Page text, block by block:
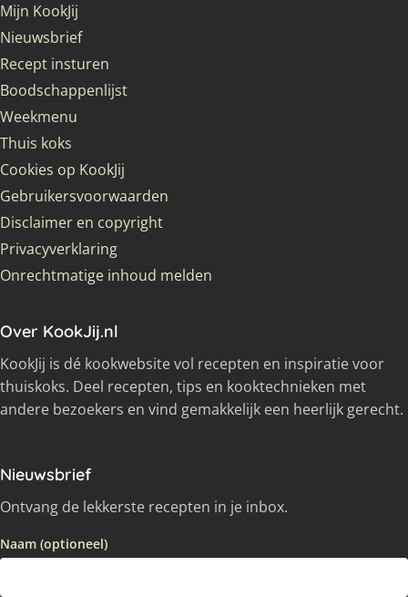
Mijn KookJij
Nieuwsbrief
Recept insturen
Boodschappenlijst
Weekmenu
Thuis koks
Cookies op KookJij
Gebruikersvoorwaarden
Disclaimer en copyright
Privacyverklaring
Onrechtmatige inhoud melden
Over KookJij.nl
KookJij is dé kookwebsite vol recepten en inspiratie voor
thuiskoks. Deel recepten, tips en kooktechnieken met
andere bezoekers en vind gemakkelijk een heerlijk gerecht.
Nieuwsbrief
Ontvang de lekkerste recepten in je inbox.
Naam (optioneel)